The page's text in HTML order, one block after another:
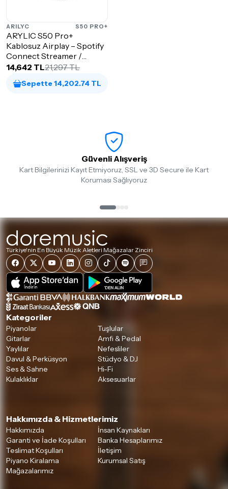
ARILYC S50 PRO+
ARYLIC S50 Pro+
Kablosuz Airplay – Spotify
Connect Streamer /
Preamfi
14,642 TL21,297 TL
Sepette 14,202.74 TL
Güvenli Alışveriş
Kart Bilgilerinizi Kayıt Etmiyoruz, SSL ve 3D Secure ile Kart
Koruması Sağlıyoruz
Türkiye'nin En Büyük Müzik Aletleri Mağazalar Zinciri
Kategoriler
Piyanolar
Tuşlular
Gitarlar
Amfi & Pedal
Yaylılar
Nefesliler
Davul & Perküsyon
Stüdyo & DJ
Ses & Sahne
Hi-Fi
Kulaklıklar
Aksesuarlar
Hakkımızda & Hizmetlerimiz
Hakkımızda
İnsan Kaynakları
Garanti ve İade Koşulları
Banka Hesaplarımız
Teslimat Koşulları
İletişim
Piyano Kiralama
Kurumsal Satış
Mağazalarımız